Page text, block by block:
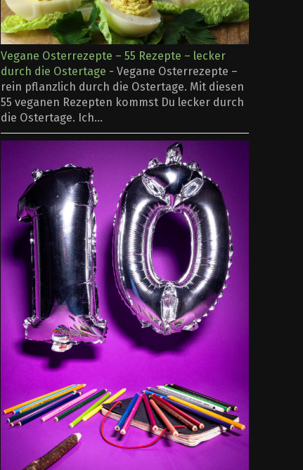
Vegane Osterrezepte – 55 Rezepte – lecker
durch die Ostertage - Vegane Osterrezepte –
rein pflanzlich durch die Ostertage. Mit diesen
55 veganen Rezepten kommst Du lecker durch
die Ostertage. Ich...